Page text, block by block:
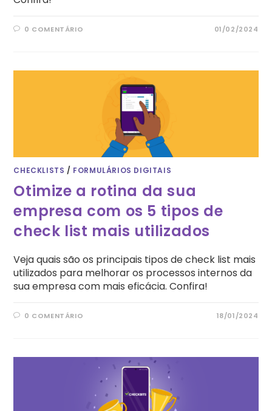
0 COMENTÁRIO 01/02/2024
CHECKLISTS / FORMULÁRIOS DIGITAIS
Otimize a rotina da sua
empresa com os 5 tipos de
check list mais utilizados
Veja quais são os principais tipos de check list mais
utilizados para melhorar os processos internos da
sua empresa com mais eficácia. Confira!
0 COMENTÁRIO 18/01/2024